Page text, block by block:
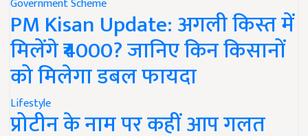
PM Kisan Update: अगली किस्त में
मिलेंगे ₹4000? जानिए किन किसानों
को मिलेगा डबल फायदा
Lifestyle
प्रोटीन के नाम पर कहीं आप गलत